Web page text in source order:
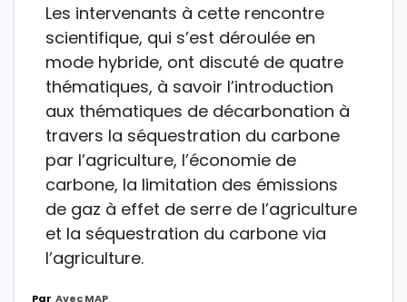
Les intervenants à cette rencontre
scientifique, qui s’est déroulée en
mode hybride, ont discuté de quatre
thématiques, à savoir l’introduction
aux thématiques de décarbonation à
travers la séquestration du carbone
par l’agriculture, l’économie de
carbone, la limitation des émissions
de gaz à effet de serre de l’agriculture
et la séquestration du carbone via
l’agriculture.
Par Avec MAP